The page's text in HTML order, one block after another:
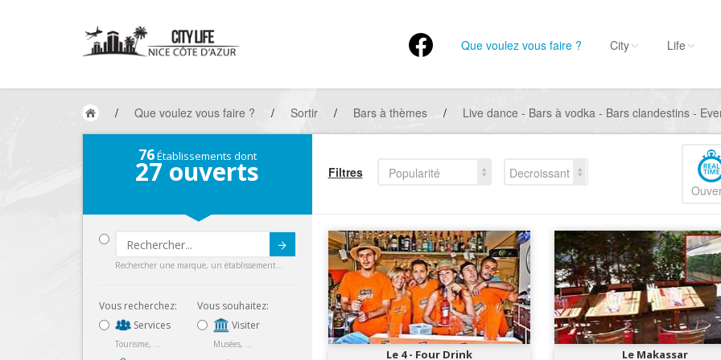
Que voulez vous faire ? City Life
/ Que voulez vous faire ? / Sortir / Bars à thèmes / Live dance - Bars à vodka - Bars clandestins -
76Établissements dont
27 ouverts
Rechercher une marque, un établissement...
Vous recherchez:
Services
Tourisme, ...
Vous souhaitez:
Visiter
Musées, ...
Filtres Popularité
Decroissant
Le 4 - Four Drink
Le Makassar